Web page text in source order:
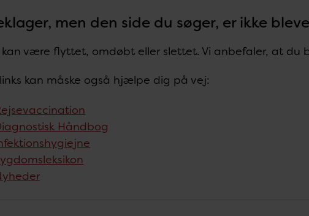
men den side du søger, er ikke
kan være flyttet, omdøbt eller slettet. Vi anbefaler, at du
links kan måske også hjælpe dig på vej:
Håndbog